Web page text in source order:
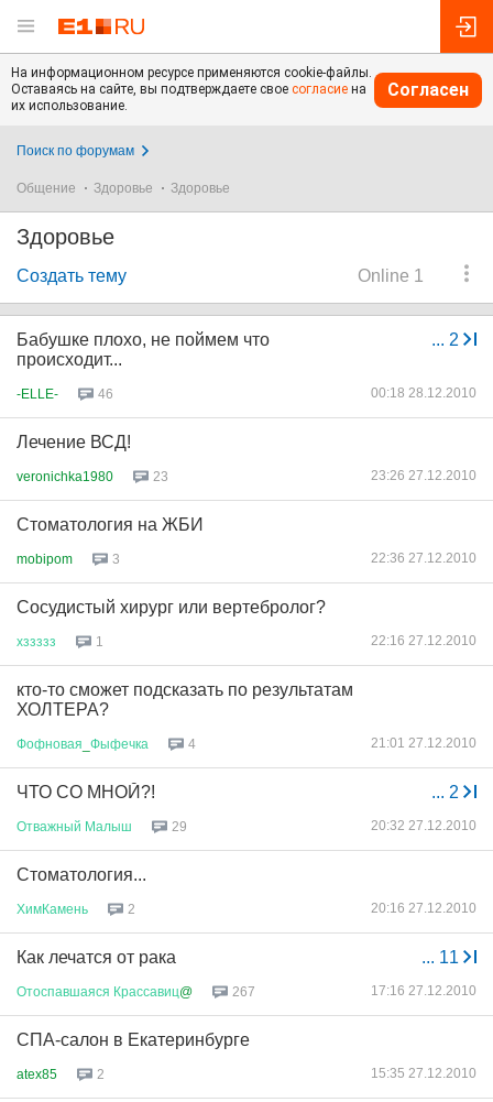
На информационном ресурсе применяются cookie-файлы.
Оставаясь на сайте, вы подтверждаете свое согласие на
их использование.
Согласен
Поиск по форумам
Общение Здоровье Здоровье
Здоровье
Online 1
Создать тему
... 2
Бабушке плохо, не поймем что
происходит...
-ELLE- 46 00:18 28.12.2010
Лечение ВСД!
veronichka1980 23 23:26 27.12.2010
Стоматология на ЖБИ
mobipom 3 22:36 27.12.2010
Сосудистый хирург или вертебролог?
хззззз 1 22:16 27.12.2010
кто-то сможет подсказать по результатам
ХОЛТЕРА?
Фофновая Фыфечка 4 21:01 27.12.2010
... 2
ЧТО СО МНОЙ?!
Отважный Малыш 29 20:32 27.12.2010
Стоматология...
ХимКамень 2 20:16 27.12.2010
... 11
Как лечатся от рака
Отоспавшаяся Крассавиц@ 267 17:16 27.12.2010
СПА-салон в Екатеринбурге
atex85 2 15:35 27.12.2010